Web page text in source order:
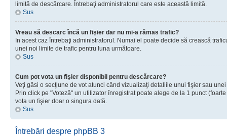
limită de descărcare. Întrebaţi administratorul care este această limită.
Sus
Vreau să descarc încă un fişier dar nu mi-a rămas trafic?
In acest caz întrebaţi administratorul. Numai el poate decide să crească
unei noi limite de trafic pentru luna următoare.
Sus
Cum pot vota un fişier disponibil pentru descărcare?
Veţi găsi o secţiune de vot atunci când vizualizaţi detaliile unui fişier sau
Prin click pe "Voteză" un utilizator înregistrat poate alege de la 1 punct
vota un fişier doar o singura dată.
Sus
Întrebări despre phpBB 3